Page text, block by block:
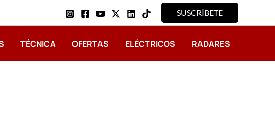
SUSCRÍBETE
TÉCNICA OFERTAS ELÉCTRICOS RADARES